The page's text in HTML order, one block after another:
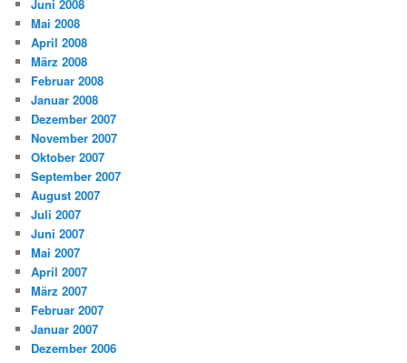
Juni 2008
Mai 2008
April 2008
März 2008
Februar 2008
Januar 2008
Dezember 2007
November 2007
Oktober 2007
September 2007
August 2007
Juli 2007
Juni 2007
Mai 2007
April 2007
März 2007
Februar 2007
Januar 2007
Dezember 2006